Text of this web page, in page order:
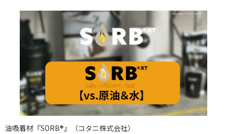
油吸着材『SORB®』（コタニ株式会社）